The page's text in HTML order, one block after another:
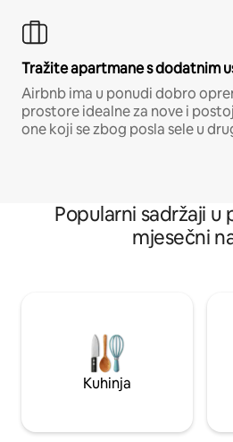
Tražite apartmane s dodatnim
Airbnb ima u ponudi dobro
prostore idealne za nove i
one koji se zbog posla sele u
Popularni sadržaji u
mjesečni
Kuhinja